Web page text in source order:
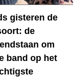
gisteren de
de
om
band op het